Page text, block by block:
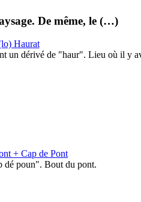
De même, le (…)
Haurat
un dérivé de "haur". Lieu où il y
+ Cap de Pont
dé poun". Bout du pont.